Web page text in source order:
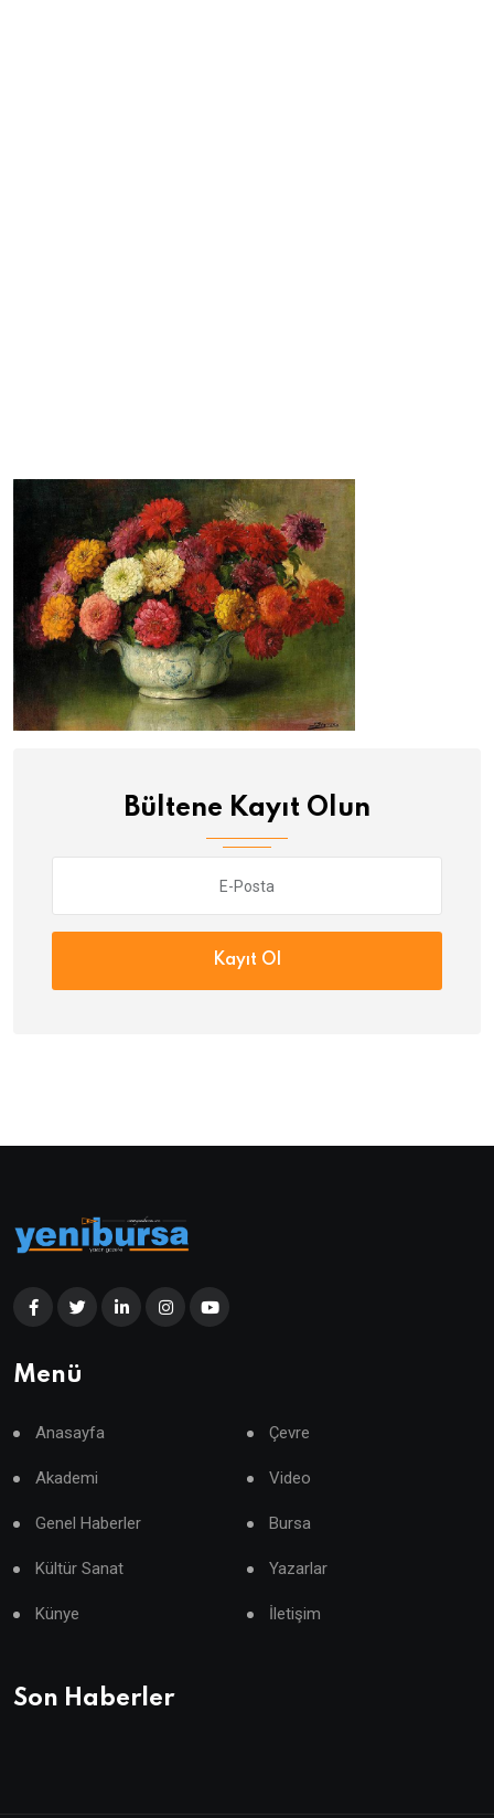
Bültene Kayıt Olun
Kayıt Ol
Menü
Anasayfa Çevre
Akademi Video
Genel Haberler Bursa
Kültür Sanat Yazarlar
Künye İletişim
Son Haberler